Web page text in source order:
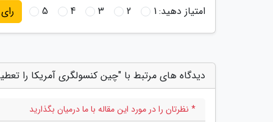
امتیاز دهید:1
2
3
4
5 رای
دیدگاه های مرتبط با "چین کنسولگری آمریکا را
* نظرتان را در مورد این مقاله با ما درمیان بگذارید